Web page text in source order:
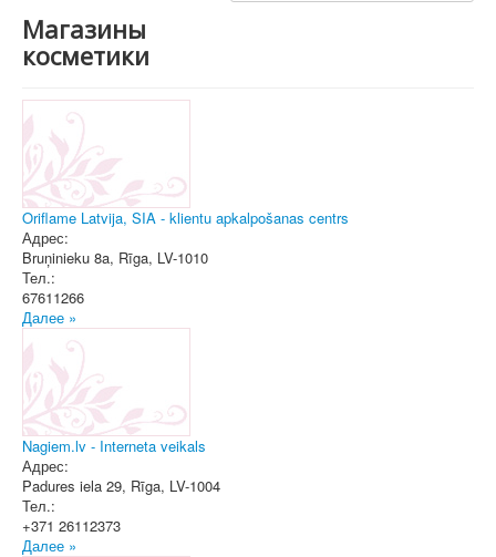
Магазины
косметики
Oriflame Latvija, SIA - klientu apkalpošanas centrs
Адрес:
Bruņinieku 8a, Rīga, LV-1010
Тел.:
67611266
Далее »
Nagiem.lv - Interneta veikals
Адрес:
Padures iela 29, Rīga, LV-1004
Тел.:
+371 26112373
Далее »